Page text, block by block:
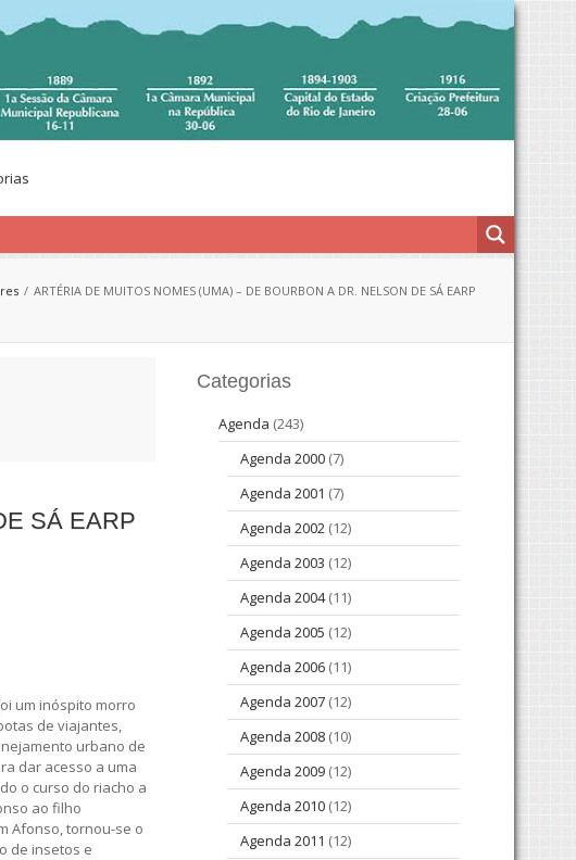
ARTÉRIA DE MUITOS NOMES (UMA) – DE BOURBON A DR. NELSON DE SÁ EARP
SÁ EARP
um inóspito morro
de viajantes,
urbano de
dar acesso a uma
o curso do riacho a
ao filho
Afonso, tornou-se o
de insetos e
Categorias
Agenda (243)
Agenda 2000 (7)
Agenda 2001 (7)
Agenda 2002 (12)
Agenda 2003 (12)
Agenda 2004(11)
Agenda 2005 (12)
Agenda 2006 (11)
Agenda 2007 (12)
Agenda 2008 (10)
Agenda 2009 (12)
Agenda 2010 (12)
Agenda 2011 (12)